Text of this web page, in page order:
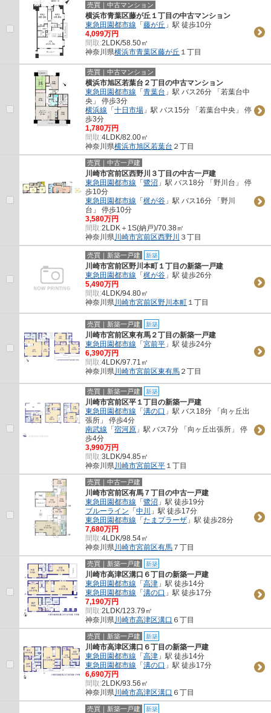
売買｜中古マンション
横浜市青葉区藤が丘１丁目の中古マンション
東急田園都市線 「藤が丘 」駅 徒歩10分
4,099万円
間取:2LDK/58.50㎡
神奈川県横浜市青葉区藤が丘 １丁目
売買｜中古マンション
横浜市旭区若葉台２丁目の中古マンション
東急田園都市線 「青葉台 」駅 バス26分 「若葉台中
央」 停歩3分
横浜線 「十日市場 」駅 バス15分 「若葉台中央」 停
歩3分
1,780万円
間取:4LDK/82.00㎡
神奈川県横浜市旭区若葉台 ２丁目
売買｜中古一戸建
川崎市宮前区西野川３丁目の中古一戸建
東急田園都市線 「鷺沼 」駅 バス18分 「野川台」 停
歩10分
東急田園都市線 「梶が谷 」駅 バス16分 「野川
台」 停歩10分
3,580万円
間取:2LDK＋1S(納戸)/70.38㎡
神奈川県川崎市宮前区西野川 ３丁目
売買｜新築一戸建 新築
川崎市宮前区野川本町１丁目の新築一戸建
東急田園都市線 「梶が谷 」駅 徒歩26分
5,490万円
間取:4LDK/94.80㎡
神奈川県川崎市宮前区野川本町 １丁目
売買｜新築一戸建 新築
川崎市宮前区東有馬２丁目の新築一戸建
東急田園都市線 「宮前平 」駅 徒歩24分
6,390万円
間取:4LDK/97.71㎡
神奈川県川崎市宮前区東有馬 ２丁目
売買｜新築一戸建 新築
川崎市宮前区平１丁目の新築一戸建
東急田園都市線 「溝の口 」駅 バス18分 「向ヶ丘出
張所」 停歩4分
南武線 「宿河原 」駅 バス7分 「向ヶ丘出張所」 停
歩4分
3,990万円
間取:3LDK/94.85㎡
神奈川県川崎市宮前区平 １丁目
売買｜中古一戸建
川崎市宮前区有馬７丁目の中古一戸建
東急田園都市線 「鷺沼 」駅 徒歩19分
ブルーライン 「中川
」駅 徒歩17分
東急田園都市線 「たまプラーザ 」駅 徒歩28分
7,680万円
間取:4LDK/98.54㎡
神奈川県川崎市宮前区有馬 ７丁目
売買｜新築一戸建 新築
川崎市高津区溝口６丁目の新築一戸建
東急田園都市線 「高津 」駅 徒歩14分
東急田園都市線 「溝の口 」駅 徒歩17分
7,190万円
間取:2LDK/123.79㎡
神奈川県川崎市高津区溝口 ６丁目
売買｜新築一戸建 新築
川崎市高津区溝口６丁目の新築一戸建
東急田園都市線 「高津 」駅 徒歩14分
東急田園都市線 「溝の口 」駅 徒歩17分
6,690万円
間取:2LDK/93.56㎡
神奈川県川崎市高津区溝口 ６丁目
売買｜新築一戸建 新築